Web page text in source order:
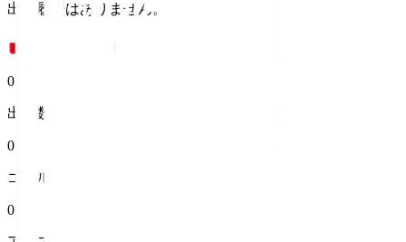
出場履歴はありません。
0
出場数
0
ゴール
0